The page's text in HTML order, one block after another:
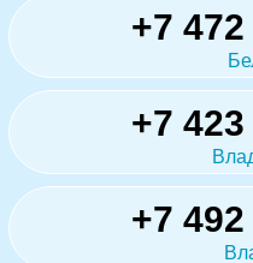
+7
+7
+7